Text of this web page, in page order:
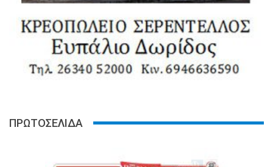
ΠΡΩΤΟΣΕΛΙΔΑ